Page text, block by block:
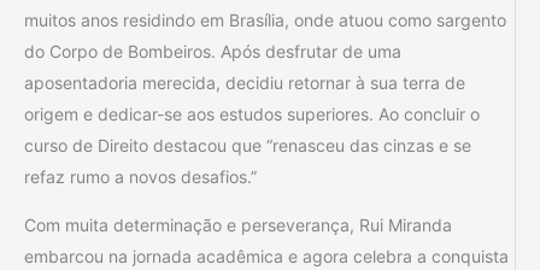
muitos anos residindo em Brasília, onde atuou como sargento
do Corpo de Bombeiros. Após desfrutar de uma
aposentadoria merecida, decidiu retornar à sua terra de
origem e dedicar-se aos estudos superiores. Ao concluir o
curso de Direito destacou que “renasceu das cinzas e se
refaz rumo a novos desafios.”
Com muita determinação e perseverança, Rui Miranda
embarcou na jornada acadêmica e agora celebra a conquista